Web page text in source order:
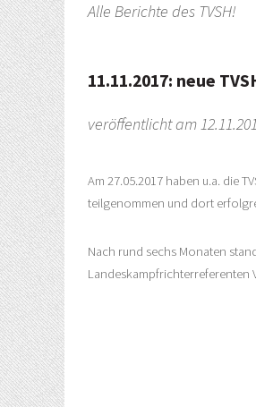
Alle Berichte des TVSH!
11.11.2017: neue
veröffentlicht am
Am 27.05.2017 haben u.a. die
teilgenommen und dort
Nach rund sechs Monaten
Landeskampfrichterreferenten